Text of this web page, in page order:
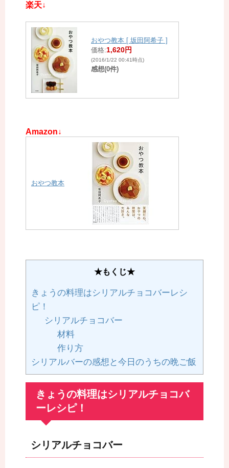
楽天↓
おやつ教本 [ 坂田阿希子 ]
価格:1,620円
(2016/1/22 00:41時点)
感想(0件)
Amazon↓
おやつ教本
★もくじ★
きょうの料理はシリアルチョコバーレシ
ピ！
シリアルチョコバー
材料
作り方
シリアルバーの感想と今日のうちの晩ご飯
きょうの料理はシリアルチョコバ
ーレシピ！
シリアルチョコバー